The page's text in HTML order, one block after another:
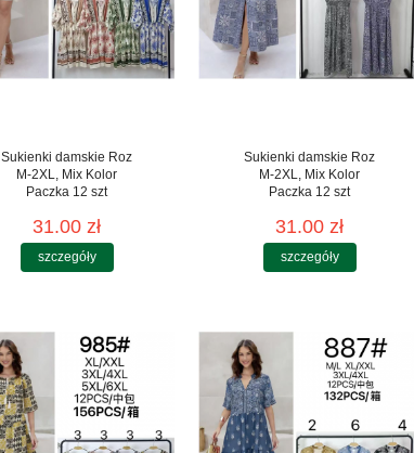
Sukienki damskie Roz
M-2XL, Mix Kolor
Paczka 12 szt
31.00 zł
szczegóły
Sukienki damskie Roz
M-2XL, Mix Kolor
Paczka 12 szt
31.00 zł
szczegóły